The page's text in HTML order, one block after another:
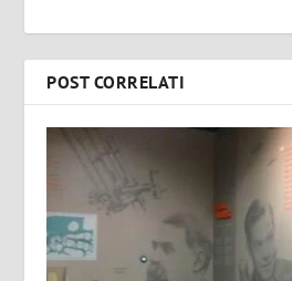
POST CORRELATI